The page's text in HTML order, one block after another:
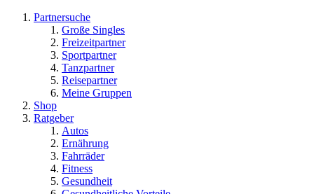
Partnersuche
Große Singles
Freizeitpartner
Sportpartner
Tanzpartner
Reisepartner
Meine Gruppen
Shop
Ratgeber
Autos
Ernährung
Fahrräder
Fitness
Gesundheit